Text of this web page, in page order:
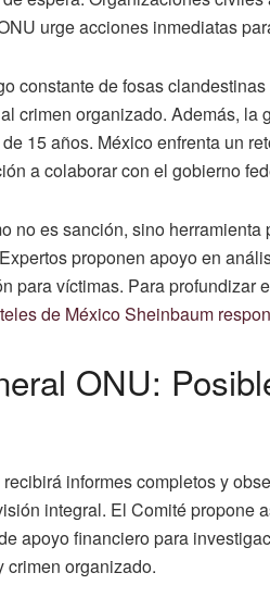
urge acciones inmediatas
constante de fosas
crimen organizado. Además, la
15 años. México enfrenta un
a colaborar con el gobierno
no es sanción, sino
proponen apoyo en
para víctimas. Para profundizar
de México Sheinbaum
ONU:
informes completos y
integral. El Comité propone
apoyo financiero para
crimen organizado.